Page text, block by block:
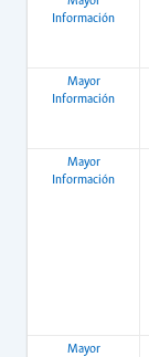
Información
Mayor
Información
Mayor
Información
Mayor